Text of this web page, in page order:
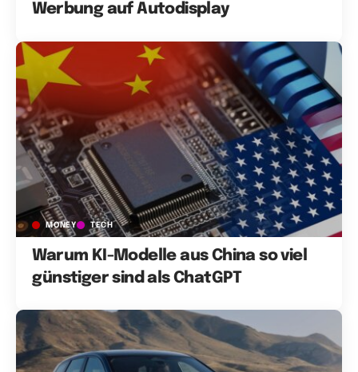
Werbung auf Autodisplay
MONEY TECH
Warum KI-Modelle aus China so viel
günstiger sind als ChatGPT